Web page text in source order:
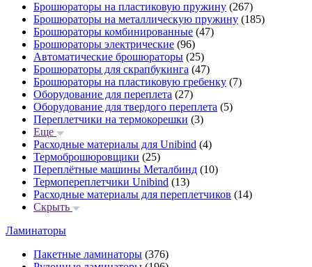
Брошюраторы на пластиковую пружину (267)
Брошюраторы на металлическую пружину (185)
Брошюраторы комбинированные (47)
Брошюраторы электрические (96)
Автоматические брошюраторы (25)
Брошюраторы для скрапбукинга (47)
Брошюраторы на пластиковую гребенку (7)
Оборудование для переплета (27)
Оборудование для твердого переплета (5)
Переплетчики на термокорешки (3)
Еще
Расходные материалы для Unibind (4)
Термоброшюровщики (25)
Переплётные машины Металбинд (10)
Термопереплетчики Unibind (13)
Расходные материалы для переплетчиков (14)
Скрыть
Ламинаторы
Пакетные ламинаторы (376)